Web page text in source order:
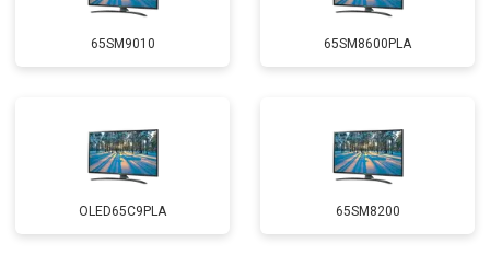
65SM9010 65SM8600PLA
OLED65C9PLA 65SM8200